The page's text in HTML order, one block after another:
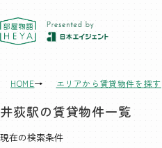
東京 部屋物語
HOME エリアから賃貸物件を探す
井荻駅の賃貸物件一覧
現在の検索条件